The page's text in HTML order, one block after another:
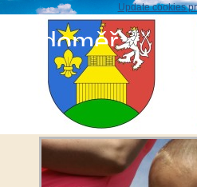
Update cookies
Sudoměř
Hasičky 2017